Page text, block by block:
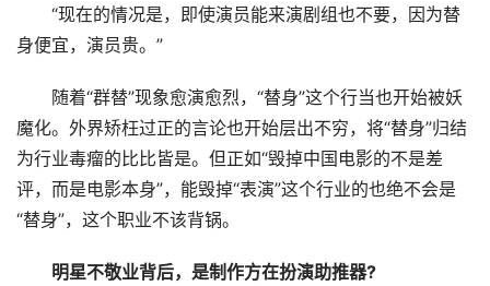
“现在的情况是，即使演员能来演剧组也不要，因为替
身便宜，演员贵。”
随着“群替”现象愈演愈烈，“替身”这个行当也开始被妖
魔化。外界矫枉过正的言论也开始层出不穷，将“替身”归结
为行业毒瘤的比比皆是。但正如“毁掉中国电影的不是差
评，而是电影本身”，能毁掉“表演”这个行业的也绝不会是
“替身”，这个职业不该背锅。
明星不敬业背后，是制作方在扮演助推器?